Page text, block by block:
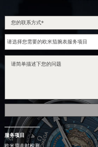
服务项目
欧米茄走时检测